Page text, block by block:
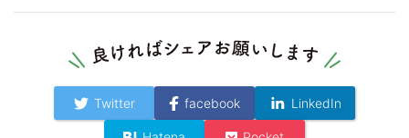
Twitter facebook LinkedIn